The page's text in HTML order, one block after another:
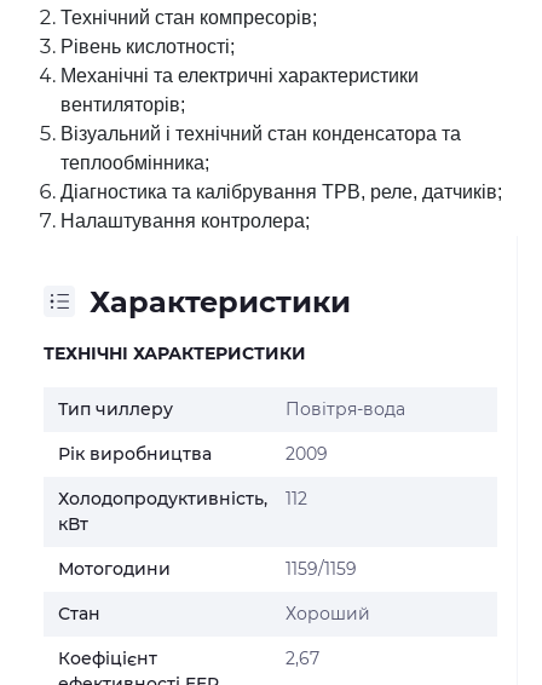
Технічний стан компресорів;
Рівень кислотності;
Механічні та електричні характеристики
вентиляторів;
Візуальний і технічний стан конденсатора та
теплообмінника;
Діагностика та калібрування ТРВ, реле, датчиків;
Налаштування контролера;
Характеристики
ТЕХНІЧНІ ХАРАКТЕРИСТИКИ
Тип чиллеру Повітря-вода
Рік виробництва 2009
Холодопродуктивність,
кВт
112
Мотогодини 1159/1159
Стан Хороший
Коефіцієнт
2,67